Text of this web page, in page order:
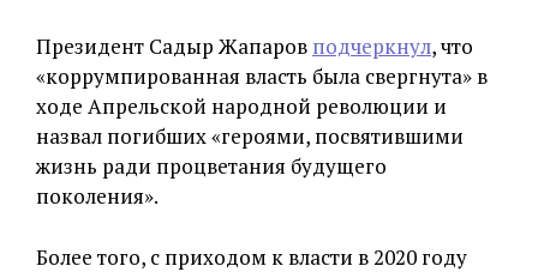
Президент Садыр Жапаров подчеркнул, что
«коррумпированная власть была свергнута» в
ходе Апрельской народной революции и
назвал погибших «героями, посвятившими
жизнь ради процветания будущего
поколения».
Более того, с приходом к власти в 2020 году